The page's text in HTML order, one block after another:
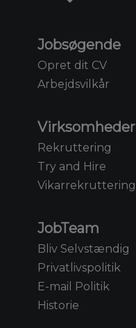
Jobsøgende
Opret dit CV
Arbejdsvilkår
Virksomheder
Rekruttering
Try and Hire
Vikarrekruttering
JobTeam
Bliv Selvstændig
Privatlivspolitik
E-mail Politik
Historie